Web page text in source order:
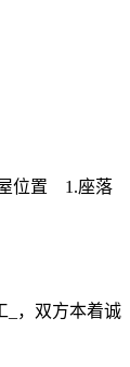
位置 1.座落
，双方本着诚